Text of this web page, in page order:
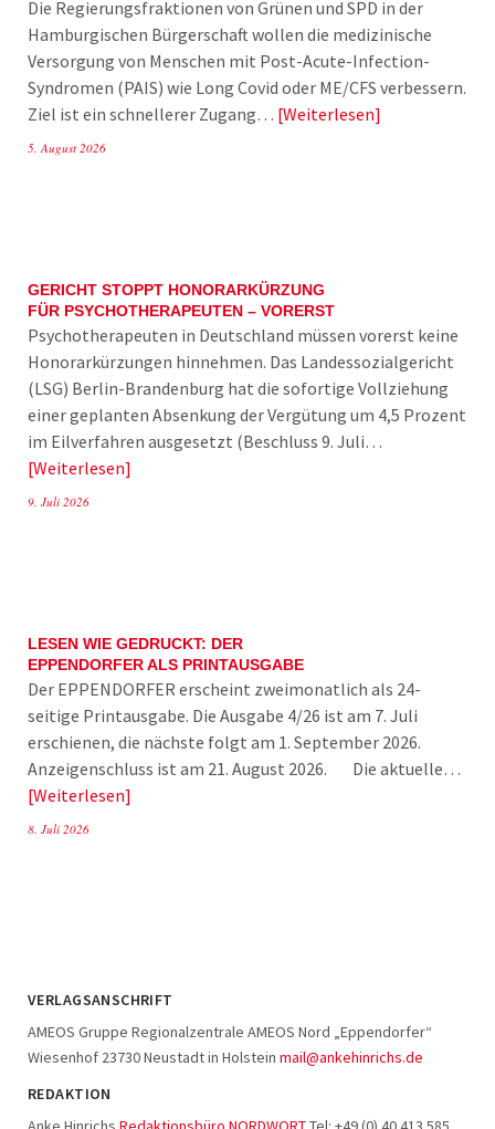
Die Regierungsfraktionen von Grünen und SPD in der
Hamburgischen Bürgerschaft wollen die medizinische
Versorgung von Menschen mit Post-Acute-Infection-
Syndromen (PAIS) wie Long Covid oder ME/CFS verbessern.
Ziel ist ein schnellerer Zugang… Weiterlesen
5. August 2026
GERICHT STOPPT HONORARKÜRZUNG
FÜR PSYCHOTHERAPEUTEN – VORERST
Psychotherapeuten in Deutschland müssen vorerst keine
Honorarkürzungen hinnehmen. Das Landessozialgericht
(LSG) Berlin-Brandenburg hat die sofortige Vollziehung
einer geplanten Absenkung der Vergütung um 4,5 Prozent
im Eilverfahren ausgesetzt (Beschluss 9. Juli…
Weiterlesen
9. Juli 2026
LESEN WIE GEDRUCKT: DER
EPPENDORFER ALS PRINTAUSGABE
Der EPPENDORFER erscheint zweimonatlich als 24-
seitige Printausgabe. Die Ausgabe 4/26 ist am 7. Juli
erschienen, die nächste folgt am 1. September 2026.
Anzeigenschluss ist am 21. August 2026. Die aktuelle…
Weiterlesen
8. Juli 2026
VERLAGSANSCHRIFT
AMEOS Gruppe Regionalzentrale AMEOS Nord „Eppendorfer“
Wiesenhof 23730 Neustadt in Holstein mail@ankehinrichs.de
REDAKTION